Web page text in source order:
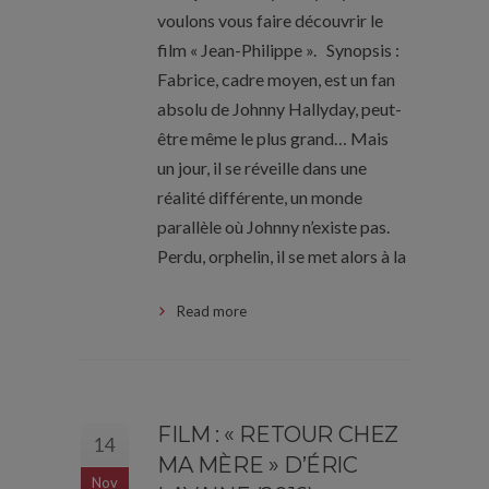
voulons vous faire découvrir le
film « Jean-Philippe ». Synopsis :
Fabrice, cadre moyen, est un fan
absolu de Johnny Hallyday, peut-
être même le plus grand… Mais
un jour, il se réveille dans une
réalité différente, un monde
parallèle où Johnny n’existe pas.
Perdu, orphelin, il se met alors à la
Read more
14
Nov
FILM : « RETOUR CHEZ
MA MÈRE » D’ÉRIC